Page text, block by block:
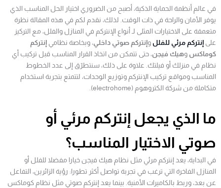
في عالم أنظمة الحماية الذكية، أصبح من الضروري اختيار الحل المناسب الذي
يوفر الأمان والراحة في ذات الوقت. لذلك، نقدم لكم في هذه المقالة نظرة
متعمقة على الاختيارات المثلى لـ أنواع الإنتركم في المنازل والفلل، مع التركيز
على إنتركم مرئي للفلل وإنتركم صوتي داخلي، وبخاصة نظامي إنتركم
كوماكس وهيك فيجن، حتى تتمكن من اتخاذ القرار المناسب قبل تركيب أي
نظام في منزلك أو فيلتك. علاوة على ذلك، سنتطرّق إلى عدد الخطوط
المناسب ومواقع تركيب الإنتركم وتوزيع الوحدات، لتتمتع بتجربة استخدام
متكاملة من شركة الكتروهوم (electrohome).
ما الذي يجعل إنتركم مرئي أو
صوتي الاختيار المناسب؟
في البداية، يعد إنتركم مرئي مثل نظام هيك فيجن خيارا مفضلا للفلل أو
المنازل الفاخرة التي ترغب في تجربة تواصل أكثر تطورا: رؤية الزائرين، التفاعل
عن بعد، وربط بالكاميرات الأمنية. بينما يعد إنتركم صوتي مثل نظام كوماكس